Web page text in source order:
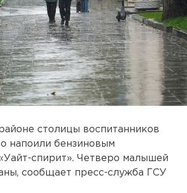
столицы воспитанников
напоили бензиновым
спирит». Четверо малышей
сообщает пресс-служба ГСУ